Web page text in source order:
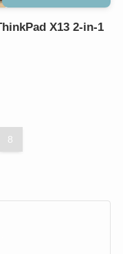
X13 2-in-1
8